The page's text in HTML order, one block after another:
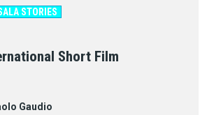
STORIES
Short Film
Gaudio